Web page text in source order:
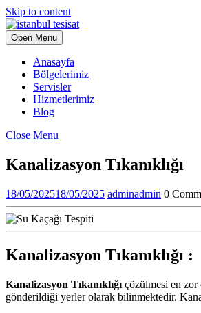
Skip to content
Open Menu
Anasayfa
Bölgelerimiz
Servisler
Hizmetlerimiz
Blog
Close Menu
Kanalizasyon Tıkanıklığı
18/05/202518/05/2025 adminadmin 0
Kanalizasyon Tıkanıklığı :
Kanalizasyon Tıkanıklığı çözülmesi en zor
gönderildiği yerler olarak bilinmektedir.